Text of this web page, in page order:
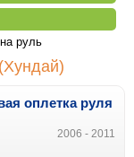
руль
оплетка руля
2006 - 2011